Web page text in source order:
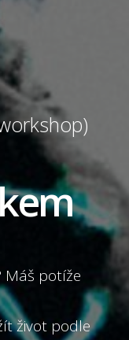
Máš potíže
život podle